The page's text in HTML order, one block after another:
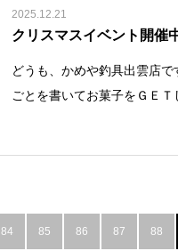
2025.12.21
クリスマスイベント開催
どうも、かめや釣具出雲店
ごとを書いてお菓子をＧＥＴ
84 85 86 87 88